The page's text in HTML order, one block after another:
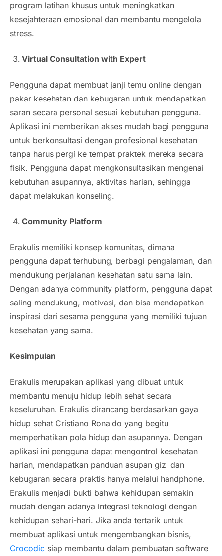
program latihan khusus untuk meningkatkan
kesejahteraan emosional dan membantu mengelola
stress.
Virtual Consultation with Expert
Pengguna dapat membuat janji temu online dengan
pakar kesehatan dan kebugaran untuk mendapatkan
saran secara personal sesuai kebutuhan pengguna.
Aplikasi ini memberikan akses mudah bagi pengguna
untuk berkonsultasi dengan profesional kesehatan
tanpa harus pergi ke tempat praktek mereka secara
fisik. Pengguna dapat mengkonsultasikan mengenai
kebutuhan asupannya, aktivitas harian, sehingga
dapat melakukan konseling.
Community Platform
Erakulis memiliki konsep komunitas, dimana
pengguna dapat terhubung, berbagi pengalaman, dan
mendukung perjalanan kesehatan satu sama lain.
Dengan adanya community platform, pengguna dapat
saling mendukung, motivasi, dan bisa mendapatkan
inspirasi dari sesama pengguna yang memiliki tujuan
kesehatan yang sama.
Kesimpulan
Erakulis merupakan aplikasi yang dibuat untuk
membantu menuju hidup lebih sehat secara
keseluruhan. Erakulis dirancang berdasarkan gaya
hidup sehat Cristiano Ronaldo yang begitu
memperhatikan pola hidup dan asupannya. Dengan
aplikasi ini pengguna dapat mengontrol kesehatan
harian, mendapatkan panduan asupan gizi dan
kebugaran secara praktis hanya melalui handphone.
Erakulis menjadi bukti bahwa kehidupan semakin
mudah dengan adanya integrasi teknologi dengan
kehidupan sehari-hari. Jika anda tertarik untuk
membuat aplikasi untuk mengembangkan bisnis,
Crocodic siap membantu dalam pembuatan software